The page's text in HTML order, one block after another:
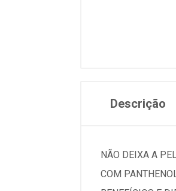
Descrição
NÃO DEIXA A
COM